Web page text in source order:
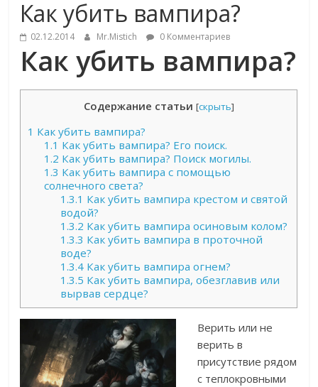
Как убить вампира?
02.12.2014 Mr.Mistich 0 Комментариев
Как убить вампира?
Содержание статьи [скрыть]
1 Как убить вампира?
1.1 Как убить вампира? Его поиск.
1.2 Как убить вампира? Поиск могилы.
1.3 Как убить вампира с помощью
солнечного света?
1.3.1 Как убить вампира крестом и святой
водой?
1.3.2 Как убить вампира осиновым колом?
1.3.3 Как убить вампира в проточной
воде?
1.3.4 Как убить вампира огнем?
1.3.5 Как убить вампира, обезглавив или
вырвав сердце?
Верить или не
верить в
присутствие рядом
с теплокровными